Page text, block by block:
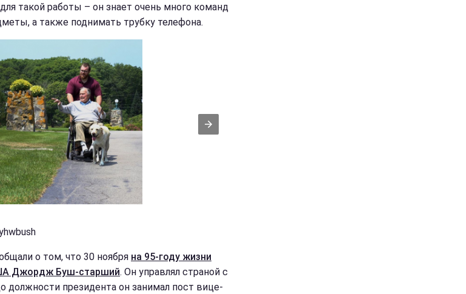
такой работы – он знает очень много команд
а также поднимать трубку телефона.
о том, что 30 ноября на 95-году жизни
Джордж Буш-старший. Он управлял страной с
должности президента он занимал пост вице-